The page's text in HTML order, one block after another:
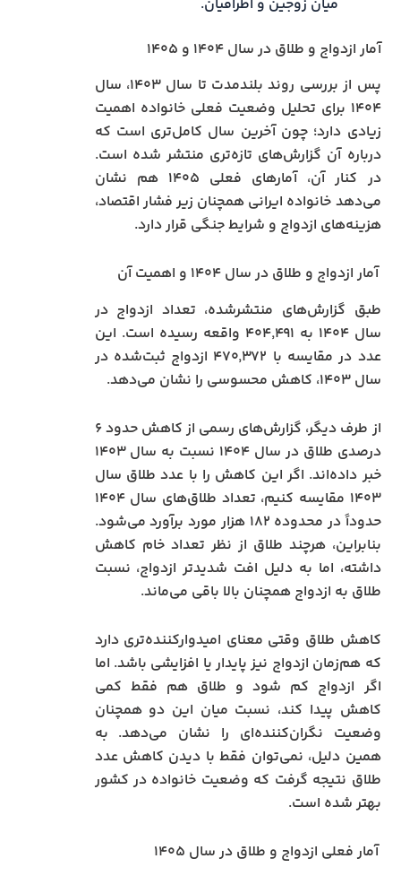
میان زوجین و اطرافیان.
آمار ازدواج و طلاق در سال ۱۴۰۴ و ۱۴۰۵
پس از بررسی روند بلندمدت تا سال ۱۴۰۳، سال
۱۴۰۴ برای تحلیل وضعیت فعلی خانواده اهمیت
زیادی دارد؛ چون آخرین سال کامل‌تری است که
درباره آن گزارش‌های تازه‌تری منتشر شده است.
در کنار آن، آمارهای فعلی ۱۴۰۵ هم نشان
می‌دهد خانواده ایرانی همچنان زیر فشار اقتصاد،
هزینه‌های ازدواج و شرایط جنگی قرار دارد.
آمار ازدواج و طلاق در سال ۱۴۰۴ و اهمیت آن
طبق گزارش‌های منتشرشده، تعداد ازدواج در
سال ۱۴۰۴ به ۴۰۴٬۴۹۱ واقعه رسیده است. این
عدد در مقایسه با ۴۷۰٬۳۷۲ ازدواج ثبت‌شده در
سال ۱۴۰۳، کاهش محسوسی را نشان می‌دهد.
از طرف دیگر، گزارش‌های رسمی از کاهش حدود ۶
درصدی طلاق در سال ۱۴۰۴ نسبت به سال ۱۴۰۳
خبر داده‌اند. اگر این کاهش را با عدد طلاق سال
۱۴۰۳ مقایسه کنیم، تعداد طلاق‌های سال ۱۴۰۴
حدوداً در محدوده ۱۸۲ هزار مورد برآورد می‌شود.
بنابراین، هرچند طلاق از نظر تعداد خام کاهش
داشته، اما به دلیل افت شدیدتر ازدواج، نسبت
طلاق به ازدواج همچنان بالا باقی می‌ماند.
کاهش طلاق وقتی معنای امیدوارکننده‌تری دارد
که هم‌زمان ازدواج نیز پایدار یا افزایشی باشد. اما
اگر ازدواج کم شود و طلاق هم فقط کمی
کاهش پیدا کند، نسبت میان این دو همچنان
وضعیت نگران‌کننده‌ای را نشان می‌دهد. به
همین دلیل، نمی‌توان فقط با دیدن کاهش عدد
طلاق نتیجه گرفت که وضعیت خانواده در کشور
بهتر شده است.
آمار فعلی ازدواج و طلاق در سال ۱۴۰۵